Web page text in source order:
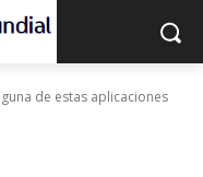
de estas aplicaciones